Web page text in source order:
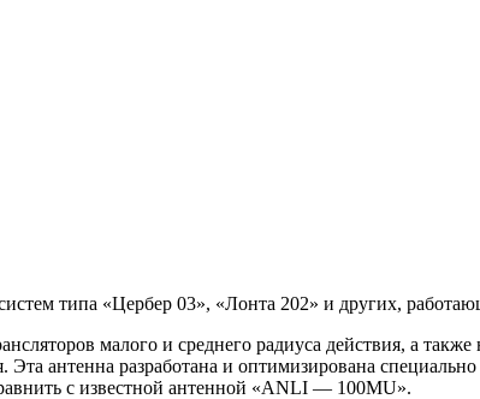
типа «Цербер 03», «Лонта 202» и других,
малого и среднего радиуса действия, а
антенна разработана и оптимизирована
с известной антенной «ANLI — 100MU».